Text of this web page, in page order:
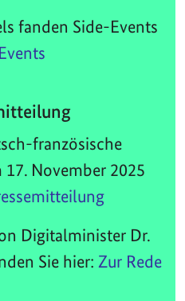
fanden Side-Events
französische
November 2025
Digitalminister Dr.
Sie hier: Zur Rede